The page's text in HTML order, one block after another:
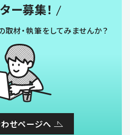
ー募集！
取材・執筆をしてみませんか？
せページへ